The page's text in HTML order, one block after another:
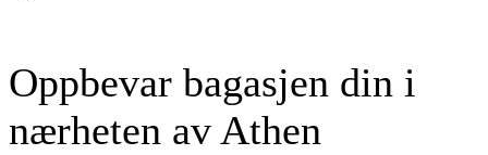
Oppbevar bagasjen din i
nærheten av Athen